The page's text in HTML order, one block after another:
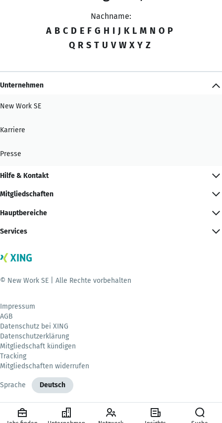
Nachname:
A B C D E F G H I J K L M N O P
Q R S T U V W X Y Z
Unternehmen
New Work SE
Karriere
Presse
Hilfe & Kontakt
Mitgliedschaften
Hauptbereiche
Services
© New Work SE | Alle Rechte vorbehalten
Impressum
AGB
Datenschutz bei XING
Datenschutzerklärung
Mitgliedschaft kündigen
Tracking
Mitgliedschaften widerrufen
Sprache Deutsch